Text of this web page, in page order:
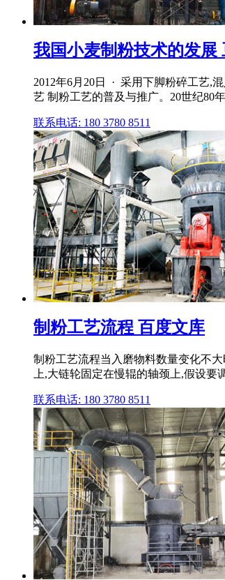
我国小麦制粉技术的发展
2012年6月20日 · 采用下脚粉碎工艺,
艺 制粉工艺的普及与推广。20世纪80
联系电话: 180 3780 8511
制粉工艺流程 百度文库
制粉工艺流程当入磨物料数量变化不
上,大链轮固定在慢辊的轴颈上,假设要
联系电话: 180 3780 8511